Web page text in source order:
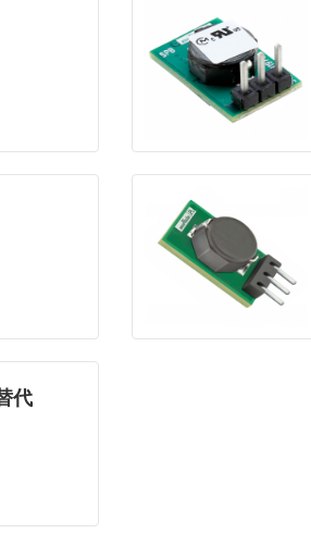
代